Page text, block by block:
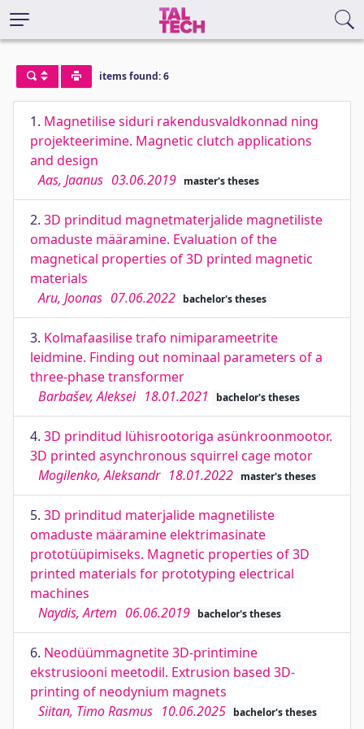
items found: 6
1. Magnetilise siduri rakendusvaldkonnad ning
projekteerimine. Magnetic clutch applications
and design
Aas, Jaanus 03.06.2019 master's theses
2. 3D prinditud magnetmaterjalide magnetiliste
omaduste määramine. Evaluation of the
magnetical properties of 3D printed magnetic
materials
Aru, Joonas 07.06.2022 bachelor's theses
3. Kolmafaasilise trafo nimiparameetrite
leidmine. Finding out nominaal parameters of a
three-phase transformer
Barbašev, Aleksei 18.01.2021 bachelor's theses
4. 3D prinditud lühisrootoriga asünkroonmootor.
3D printed asynchronous squirrel cage motor
Mogilenko, Aleksandr 18.01.2022 master's theses
5. 3D prinditud materjalide magnetiliste
omaduste määramine elektrimasinate
prototüüpimiseks. Magnetic properties of 3D
printed materials for prototyping electrical
machines
Naydis, Artem 06.06.2019 bachelor's theses
6. Neodüümmagnetite 3D-printimine
ekstrusiooni meetodil. Extrusion based 3D-
printing of neodynium magnets
Siitan, Timo Rasmus 10.06.2025 bachelor's theses